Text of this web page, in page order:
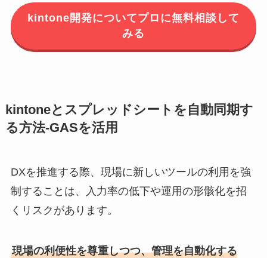
kintone開発についてプロに無料相談して
みる
kintoneとスプレッドシートを自動同期す
る方法-GASを活用
DXを推進する際、現場に新しいツールの利用を強
制することは、入力率の低下や運用の形骸化を招
くリスクがあります。
現場の利便性を尊重しつつ、管理を自動化する